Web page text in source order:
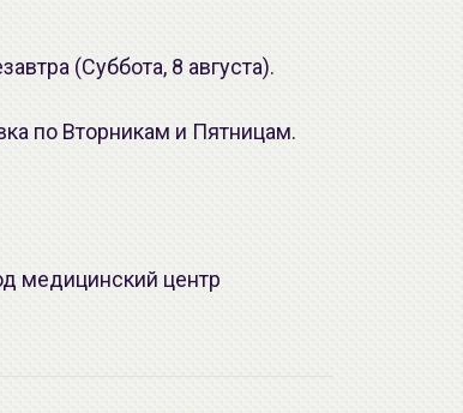
(Суббота, 8 августа).
по Вторникам и Пятницам.
медицинский центр